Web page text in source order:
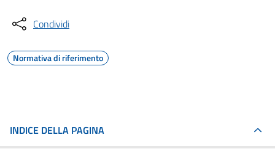
Condividi
Normativa di riferimento
INDICE DELLA PAGINA